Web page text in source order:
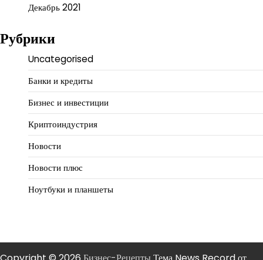
Декабрь 2021
Рубрики
Uncategorised
Банки и кредиты
Бизнес и инвестиции
Криптоиндустрия
Новости
Новости плюс
Ноутбуки и планшеты